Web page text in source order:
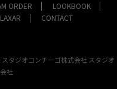
ORDER
LOOKBOOK
CONTACT
スタジオ
社